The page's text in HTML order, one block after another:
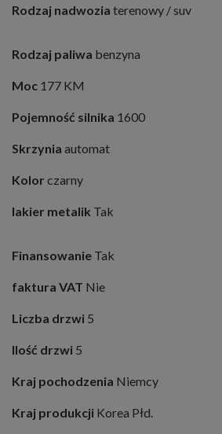
Rodzaj nadwozia terenowy / suv
Rodzaj paliwa benzyna
Moc 177 KM
Pojemność silnika 1600
Skrzynia automat
Kolor czarny
lakier metalik Tak
Finansowanie Tak
faktura VAT Nie
Liczba drzwi 5
Ilość drzwi 5
Kraj pochodzenia Niemcy
Kraj produkcji Korea Płd.